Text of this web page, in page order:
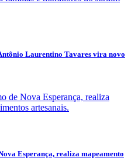
Laurentino Tavares vira novo
Esperança, realiza mapeamento